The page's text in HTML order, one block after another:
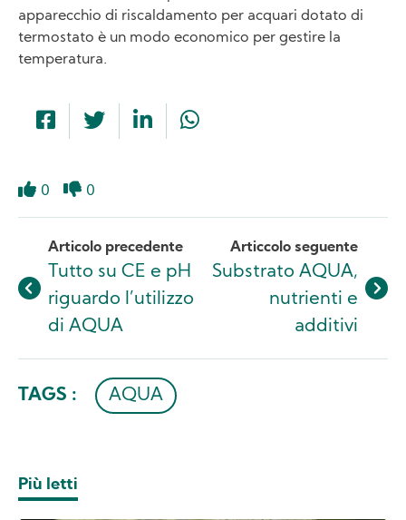
apparecchio di riscaldamento per acquari dotato di
termostato è un modo economico per gestire la
temperatura.
0 0
Articolo precedente
Tutto su CE e pH
riguardo l’utilizzo
di AQUA
Articcolo seguente
Substrato AQUA,
nutrienti e
additivi
TAGS : AQUA
Più letti